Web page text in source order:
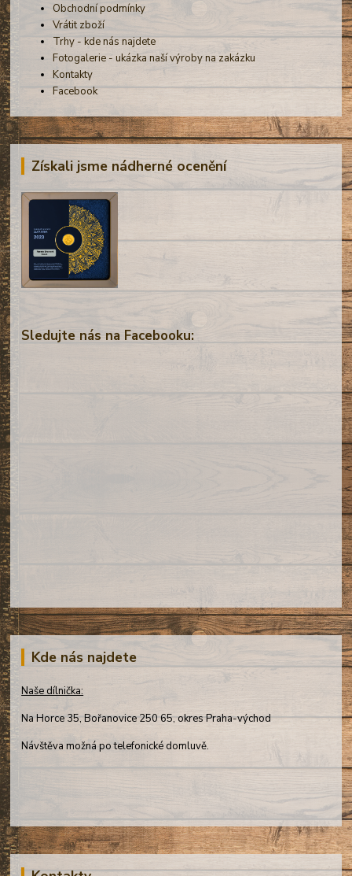
Obchodní podmínky
Vrátit zboží
Trhy - kde nás najdete
Fotogalerie - ukázka naší výroby na zakázku
Kontakty
Facebook
Získali jsme nádherné ocenění
Sledujte nás na Facebooku:
Kde nás najdete
Naše dílnička:
Na Horce 35, Bořanovice 250 65, okres Praha-východ
Návštěva možná po telefonické domluvě.